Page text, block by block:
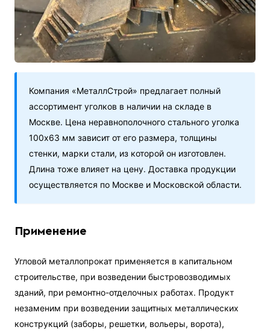
Компания «МеталлСтрой» предлагает полный
ассортимент уголков в наличии на складе в
Москве. Цена неравнополочного стального уголка
100х63 мм зависит от его размера, толщины
стенки, марки стали, из которой он изготовлен.
Длина тоже влияет на цену. Доставка продукции
осуществляется по Москве и Московской области​.
Применение
Угловой металлопрокат применяется в капитальном
строительстве, при возведении быстровозводимых
зданий, при ремонтно-отделочных работах. Продукт
незаменим при возведении защитных металлических
конструкций (заборы, решетки, вольеры, ворота),